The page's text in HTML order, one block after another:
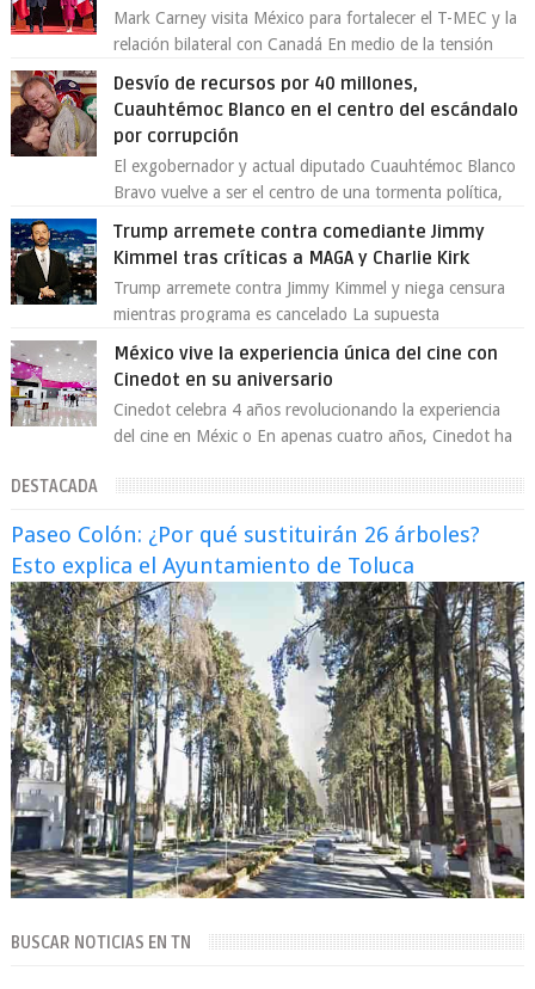
Mark Carney visita México para fortalecer el T-MEC y la
relación bilateral con Canadá En medio de la tensión
comercial provocada por la ofen...
Desvío de recursos por 40 millones,
Cuauhtémoc Blanco en el centro del escándalo
por corrupción
El exgobernador y actual diputado Cuauhtémoc Blanco
Bravo vuelve a ser el centro de una tormenta política,
Trump arremete contra comediante Jimmy
Kimmel tras críticas a MAGA y Charlie Kirk
Trump arremete contra Jimmy Kimmel y niega censura
mientras programa es cancelado La supuesta
México vive la experiencia única del cine con
Cinedot en su aniversario
Cinedot celebra 4 años revolucionando la experiencia
del cine en Méxic o En apenas cuatro años, Cinedot ha
DESTACADA
Paseo Colón: ¿Por qué sustituirán 26 árboles?
Esto explica el Ayuntamiento de Toluca
BUSCAR NOTICIAS EN TN